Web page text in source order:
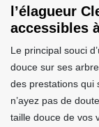
l’élagueur
accessibles
Le principal souci
douce sur ses
des prestations qui
n’ayez pas de
taille douce de vos